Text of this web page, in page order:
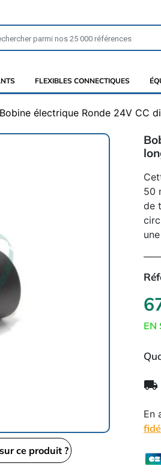
FLEXIBLES CONNECTIQUES
Bobine électrique Ronde 24V CC
ce produit ?
50
de
EN
local_shipping
En